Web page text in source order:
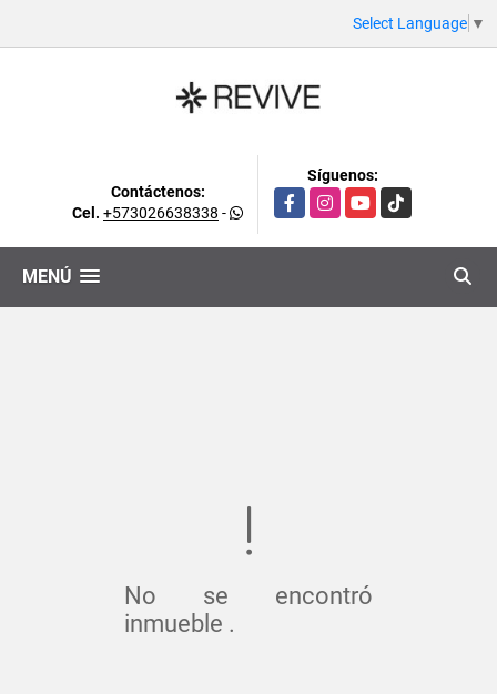
Select Language ▼
Contáctenos:
Cel. +573026638338 -
Síguenos:
FacebookInstagramYouTubeTikTok
MENÚ
No se encontró
inmueble .